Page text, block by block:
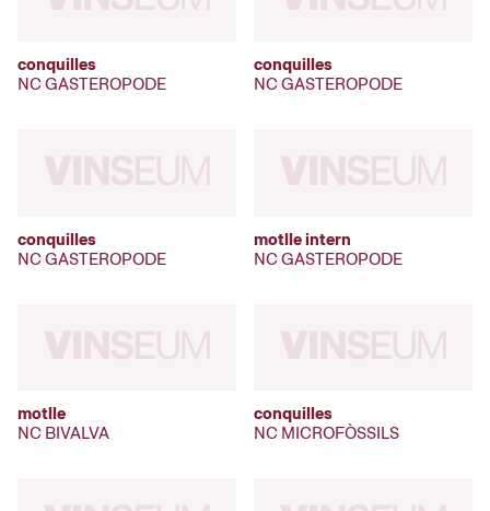
conquilles
NC GASTEROPODE
conquilles
NC GASTEROPODE
conquilles
NC GASTEROPODE
motlle intern
NC GASTEROPODE
motlle
NC BIVALVA
conquilles
NC MICROFÒSSILS